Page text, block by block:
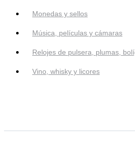
Monedas y sellos
Música, películas y cámaras
Relojes de pulsera, plumas,
Vino, whisky y licores